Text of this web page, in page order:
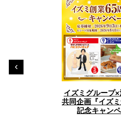
イズミグループ×
共同企画『イズ
記念キャンペ
‹